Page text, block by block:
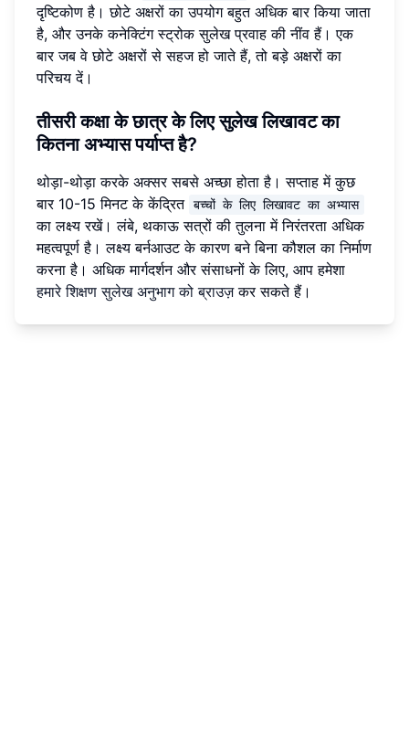
दृष्टिकोण है। छोटे अक्षरों का उपयोग बहुत अधिक बार किया जाता
है, और उनके कनेक्टिंग स्ट्रोक सुलेख प्रवाह की नींव हैं। एक
बार जब वे छोटे अक्षरों से सहज हो जाते हैं, तो बड़े अक्षरों का
परिचय दें।
तीसरी कक्षा के छात्र के लिए सुलेख लिखावट का
कितना अभ्यास पर्याप्त है?
थोड़ा-थोड़ा करके अक्सर सबसे अच्छा होता है। सप्ताह में कुछ
बार 10-15 मिनट के केंद्रित बच्चों के लिए लिखावट का अभ्यास
का लक्ष्य रखें। लंबे, थकाऊ सत्रों की तुलना में निरंतरता अधिक
महत्वपूर्ण है। लक्ष्य बर्नआउट के कारण बने बिना कौशल का निर्माण
करना है। अधिक मार्गदर्शन और संसाधनों के लिए, आप हमेशा
हमारे शिक्षण सुलेख अनुभाग को ब्राउज़कर सकते हैं।